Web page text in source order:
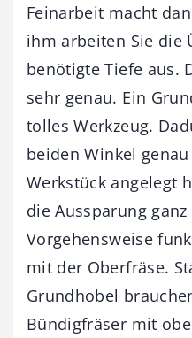
Feinarbeit macht
ihm arbeiten Sie die
benötigte Tiefe aus.
sehr genau. Ein
tolles Werkzeug.
beiden Winkel
Werkstück angelegt
die Aussparung
Vorgehensweise
mit der Oberfräse.
Grundhobel
Bündigfräser mit